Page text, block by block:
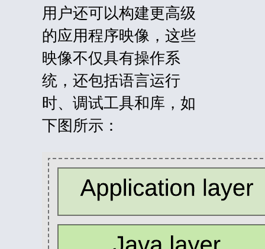
用户还可以构建更高级
的应用程序映像，这些
映像不仅具有操作系
统，还包括语言运行
时、调试工具和库，如
下图所示：